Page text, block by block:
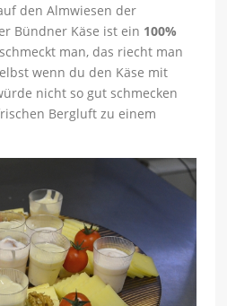
den Almwiesen der
Bündner Käse ist ein 100%
man, das riecht man
wenn du den Käse mit
nicht so gut schmecken
Bergluft zu einem